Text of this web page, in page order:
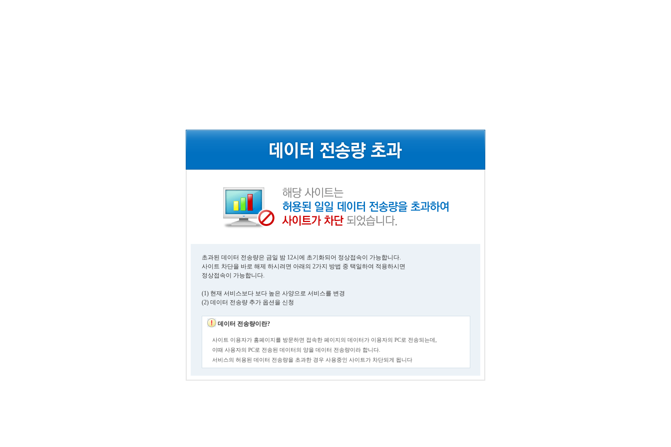
초과된 데이터 전송량은 금일 밤 12시에 초기화되어 정상접속이 가능합니다.
사이트 차단을 바로 해제 하시려면 아래의 2가지 방법 중 택일하여 적용하시면
정상접속이 가능합니다.
(1) 현재 서비스보다 보다 높은 사양으로 서비스를 변경
(2) 데이터 전송량 추가 옵션을 신청
데이터 전송량이란?
사이트 이용자가 홈페이지를 방문하면 접속한 페이지의 데이터가 이용자의 PC로 전송되는데,
이때 사용자의 PC로 전송된 데이터의 양을 데이터 전송량이라 합니다.
서비스의 허용된 데이터 전송량을 초과한 경우 사용중인 사이트가 차단되게 됩니다